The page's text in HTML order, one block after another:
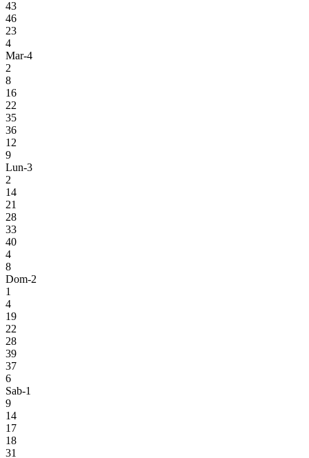
43
46
23
4
Mar-4
2
8
16
22
35
36
12
9
Lun-3
2
14
21
28
33
40
4
8
Dom-2
1
4
19
22
28
39
37
6
Sab-1
9
14
17
18
31